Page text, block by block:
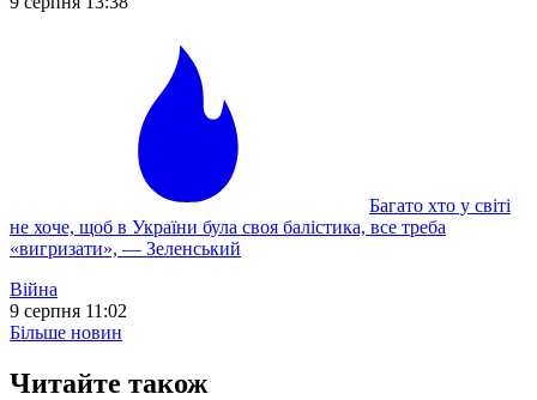
Багато хто у світі
не хоче, щоб в України була своя балістика, все треба
«вигризати», — Зеленський
Війна
9 серпня 11:02
Більше новин
Читайте також